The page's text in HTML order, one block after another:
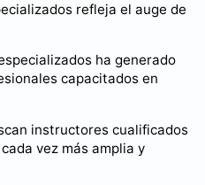
refleja el auge de
ha generado
capacitados en
instructores cualificados
vez más amplia y